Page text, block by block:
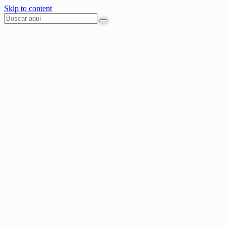
Skip to content